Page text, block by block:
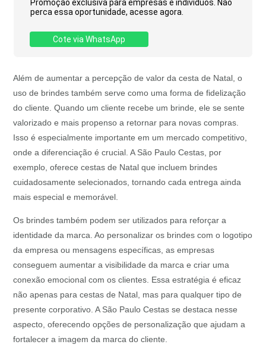
Promoção exclusiva para empresas e indivíduos. Não
perca essa oportunidade, acesse agora.
Cote via WhatsApp
Além de aumentar a percepção de valor da cesta de Natal, o
uso de brindes também serve como uma forma de fidelização
do cliente. Quando um cliente recebe um brinde, ele se sente
valorizado e mais propenso a retornar para novas compras.
Isso é especialmente importante em um mercado competitivo,
onde a diferenciação é crucial. A São Paulo Cestas, por
exemplo, oferece cestas de Natal que incluem brindes
cuidadosamente selecionados, tornando cada entrega ainda
mais especial e memorável.
Os brindes também podem ser utilizados para reforçar a
identidade da marca. Ao personalizar os brindes com o logotipo
da empresa ou mensagens específicas, as empresas
conseguem aumentar a visibilidade da marca e criar uma
conexão emocional com os clientes. Essa estratégia é eficaz
não apenas para cestas de Natal, mas para qualquer tipo de
presente corporativo. A São Paulo Cestas se destaca nesse
aspecto, oferecendo opções de personalização que ajudam a
fortalecer a imagem da marca do cliente.